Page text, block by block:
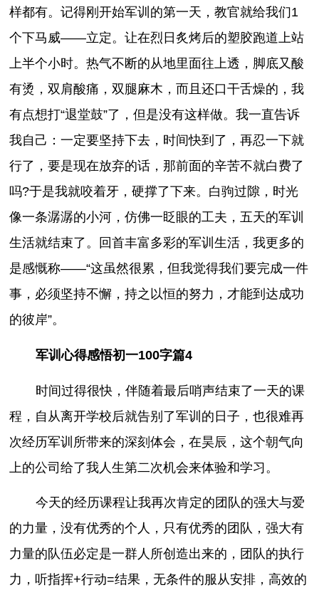
样都有。记得刚开始军训的第一天，教官就给我们1
个下马威——立定。让在烈日炙烤后的塑胶跑道上站
上半个小时。热气不断的从地里面往上透，脚底又酸
有烫，双肩酸痛，双腿麻木，而且还口干舌燥的，我
有点想打“退堂鼓”了，但是没有这样做。我一直告诉
我自己：一定要坚持下去，时间快到了，再忍一下就
行了，要是现在放弃的话，那前面的辛苦不就白费了
吗?于是我就咬着牙，硬撑了下来。白驹过隙，时光
像一条潺潺的小河，仿佛一眨眼的工夫，五天的军训
生活就结束了。回首丰富多彩的军训生活，我更多的
是感慨称——“这虽然很累，但我觉得我们要完成一件
事，必须坚持不懈，持之以恒的努力，才能到达成功
的彼岸”。
军训心得感悟初一100字篇4
时间过得很快，伴随着最后哨声结束了一天的课
程，自从离开学校后就告别了军训的日子，也很难再
次经历军训所带来的深刻体会，在昊辰，这个朝气向
上的公司给了我人生第二次机会来体验和学习。
今天的经历课程让我再次肯定的团队的强大与爱
的力量，没有优秀的个人，只有优秀的团队，强大有
力量的队伍必定是一群人所创造出来的，团队的执行
力，听指挥+行动=结果，无条件的服从安排，高效的